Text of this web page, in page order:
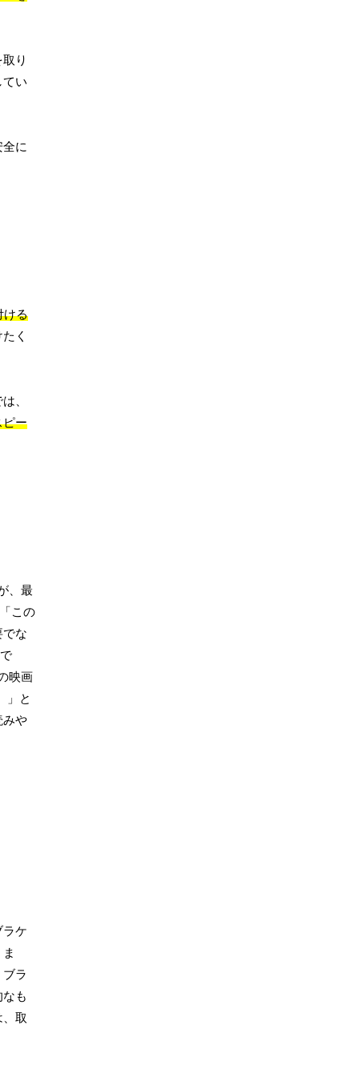
り
てい
全に
ける
く
、
ピー
、最
この
でな
映画
」と
みや
ラケ
ラ
も
取